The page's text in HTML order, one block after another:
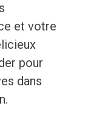
et votre
pour
dans